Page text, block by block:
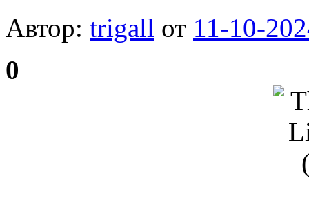
Автор: trigall от 11-10-
0